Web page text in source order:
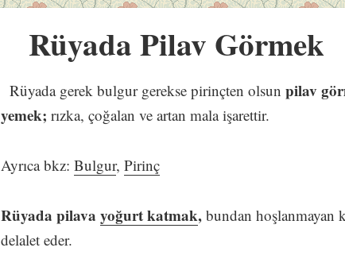
Rüyada Pilav Görmek
Rüyada gerek bulgur gerekse pirinçten olsun pilav
yemek; rızka, çoğalan ve artan mala işarettir.
Ayrıca bkz:Bulgur,Pirinç
Rüyada pilavayoğurt katmak, bundan hoşlanmayan
delalet eder.